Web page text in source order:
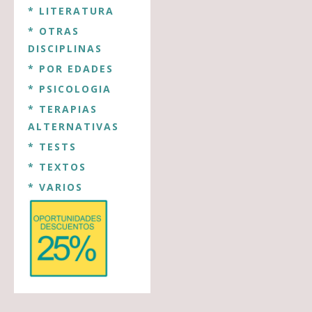
* LITERATURA
* OTRAS
DISCIPLINAS
* POR EDADES
* PSICOLOGIA
* TERAPIAS
ALTERNATIVAS
* TESTS
* TEXTOS
* VARIOS